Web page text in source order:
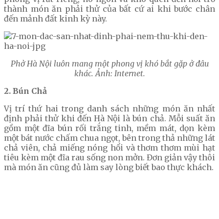
thành món ăn phải thử của bất cứ ai khi bước chân
đến mảnh đất kinh kỳ này.
Phở Hà Nội luôn mang một phong vị khó bắt gặp ở đâu
khác. Ảnh: Internet.
2. Bún Chả
Vị trí thứ hai trong danh sách những món ăn nhất
định phải thử khi đến Hà Nội là bún chả. Mỗi suất ăn
gồm một đĩa bún rối trắng tinh, mềm mát, dọn kèm
một bát nước chấm chua ngọt, bên trong thả những lát
chả viên, chả miếng nóng hổi và thơm thơm mùi hạt
tiêu kèm một đĩa rau sống non mởn. Đơn giản vậy thôi
mà món ăn cũng đủ làm say lòng biết bao thực khách.